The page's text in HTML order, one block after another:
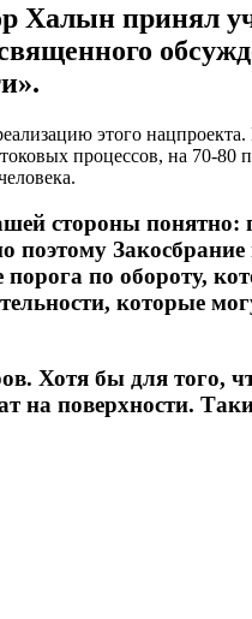
Халын принял
этого нацпроекта.
процессов, на 70-80
стороны понятно:
поэтому
по обороту,
которые
Хотя бы для того,
на поверхности.